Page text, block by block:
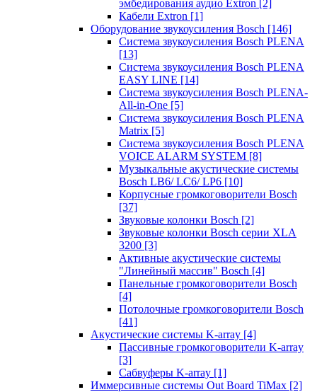
эмбедирования аудио Extron [2]
Кабели Extron [1]
Оборудование звукоусиления Bosch [146]
Система звукоусиления Bosch PLENA
[13]
Система звукоусиления Bosch PLENA
EASY LINE [14]
Система звукоусиления Bosch PLENA-
All-in-One [5]
Система звукоусиления Bosch PLENA
Matrix [5]
Система звукоусиления Bosch PLENA
VOICE ALARM SYSTEM [8]
Музыкальные акустические системы
Bosch LB6/ LC6/ LP6 [10]
Корпусные громкоговорители Bosch
[37]
Звуковые колонки Bosch [2]
Звуковые колонки Bosch серии XLA
3200 [3]
Активные акустические системы
"Линейный массив" Bosch [4]
Панельные громкоговорители Bosch
[4]
Потолочные громкоговорители Bosch
[41]
Акустические системы K-array [4]
Пассивные громкоговорители K-array
[3]
Сабвуферы K-array [1]
Иммерсивные системы Out Board TiMax [2]